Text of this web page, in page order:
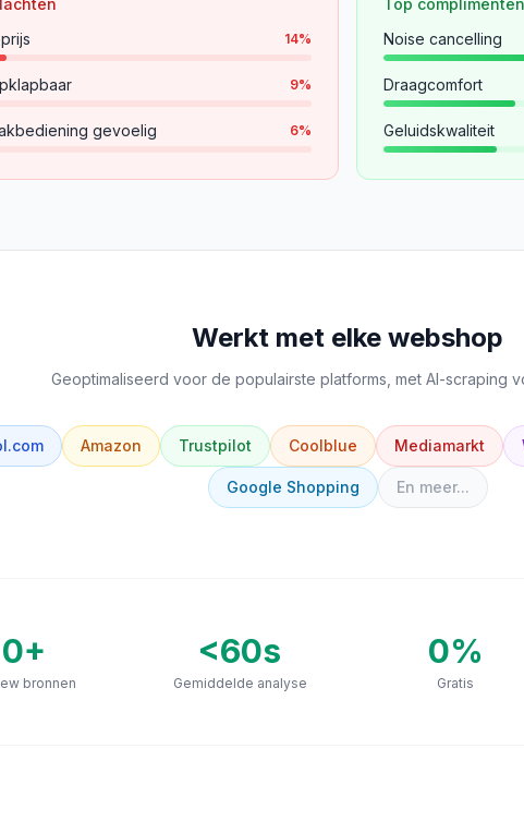
14%
9%
gevoelig 6%
Top complimenten
Noise cancelling
Draagcomfort
Geluidskwaliteit
Werkt met elke webshop
Geoptimaliseerd voor de populairste platforms, met AI-scraping
Amazon Trustpilot Coolblue Mediamarkt
Google Shopping En meer...
0+
bronnen
<60s
Gemiddelde analyse
0%
Gratis